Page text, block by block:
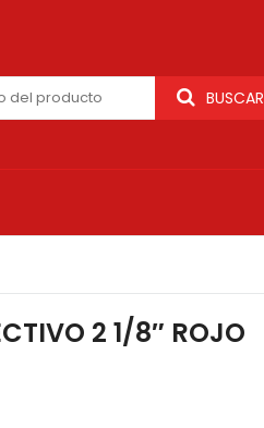
BUSCAR
2 1/8″ ROJO